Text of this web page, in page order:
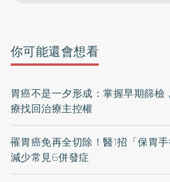
你可能還會想看
胃癌不是一夕形成：掌握早期篩檢
療找回治療主控權
罹胃癌免再全切除！醫1招「保胃
減少常見6併發症